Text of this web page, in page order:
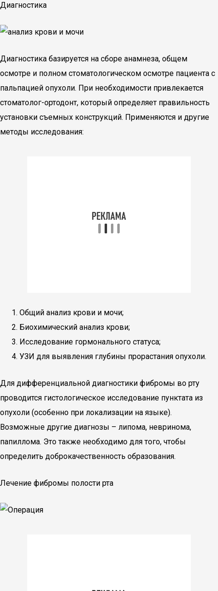
Диагностика
Диагностика базируется на сборе анамнеза, общем
осмотре и полном стоматологическом осмотре пациента с
пальпацией опухоли. При необходимости привлекается
стоматолог-ортодонт, который определяет правильность
установки съемных конструкций. Применяются и другие
методы исследования:
Общий анализ крови и мочи;
Биохимический анализ крови;
Исследование гормонального статуса;
УЗИ для выявления глубины прорастания опухоли.
Для дифференциальной диагностики фибромы во рту
проводится гистологическое исследование пунктата из
опухоли (особенно при локализации на языке).
Возможные другие диагнозы – липома, невринома,
папиллома. Это также необходимо для того, чтобы
определить доброкачественность образования.
Лечение фибромы полости рта